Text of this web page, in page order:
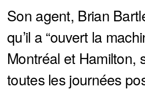
Son agent, Brian
qu’il a “ouvert la
Montréal et Hamilton,
toutes les journées